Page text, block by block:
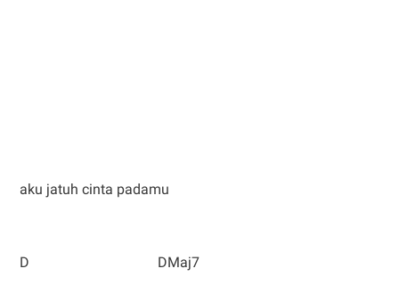
aku jatuh cinta padamu
D DMaj7